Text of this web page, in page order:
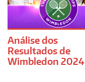
Análise dos
Resultados de
Wimbledon 2024